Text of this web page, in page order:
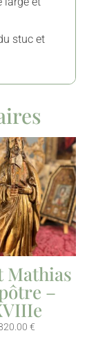
stuc et
Mathias
–
€